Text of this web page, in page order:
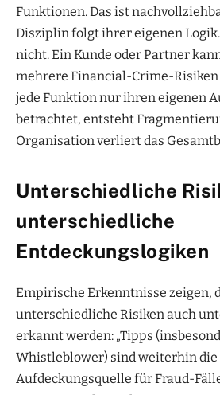
Funktionen. Das ist
Disziplin folgt ihrer eigenen
nicht. Ein Kunde oder Partner
mehrere Financial-Crime-Risiken
jede Funktion nur ihren eigenen
betrachtet, entsteht
Organisation verliert das
Unterschiedliche
unterschiedliche
Entdeckungslogiken
Empirische Erkenntnisse zeigen,
unterschiedliche Risiken auch
erkannt werden: „Tipps
Whistleblower) sind weiterhin
Aufdeckungsquelle für Fraud-